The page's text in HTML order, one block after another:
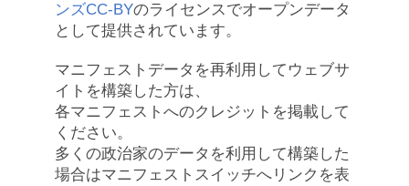
ンズCC-BYのライセンスでオープンデータ
として提供されています。
マニフェストデータを再利用してウェブサ
イトを構築した方は、
各マニフェストへのクレジットを掲載して
ください。
多くの政治家のデータを利用して構築した
場合はマニフェストスイッチへリンクを表